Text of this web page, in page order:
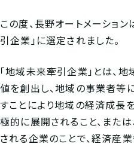
この度、長野オートメーショ
引企業」に選定されました。
「地域未来牽引企業」とは、
値を創出し、地域の事業者等
すことにより地域の経済成長
極的に展開されること、また
される企業のことで、経済産